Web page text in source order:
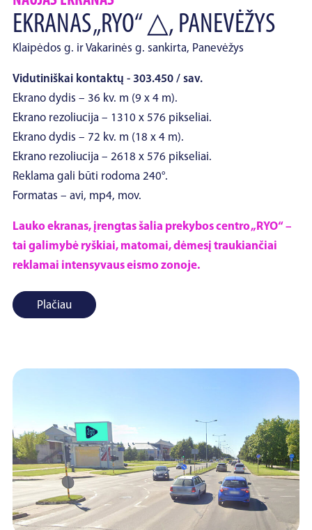
EKRANAS „RYO“ △, PANEVĖŽYS
Klaipėdos g. ir Vakarinės g. sankirta, Panevėžys
Vidutiniškai kontaktų - 303.450 / sav.
Ekrano dydis – 36 kv. m (9 x 4 m).
Ekrano rezoliucija – 1310 x 576 pikseliai.
Ekrano dydis – 72 kv. m (18 x 4 m).
Ekrano rezoliucija – 2618 x 576 pikseliai.
Reklama gali būti rodoma 240°.
Formatas – avi, mp4, mov.
Lauko ekranas, įrengtas šalia prekybos centro „RYO“ –
tai galimybė ryškiai, matomai, dėmesį traukiančiai
reklamai intensyvaus eismo zonoje.
Plačiau